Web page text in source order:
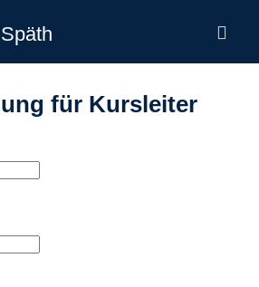
für Kursleiter